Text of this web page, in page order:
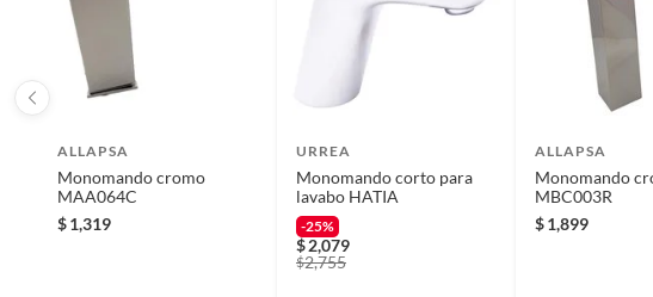
Este monomando cuenta con un cartucho cerámico que garantiza
acabado mate en color gris le confiere una apariencia sofisticada,
accionamiento manual aseguran una experiencia de uso práctica y
instalación es sencilla y viene con mangueras y tornillería incluidas
Mecanismo de accionamiento
Iniciaremos el reembolso de tu dinero cuando recibamos el producto.
ALLAPSA
Monomando cromo
MAA064C
$1,319
URREA
Monomando corto para
lavabo HATIA
-25%
$2,079
$2,755
ALLAPSA
Monomando
MBC003R
$1,899